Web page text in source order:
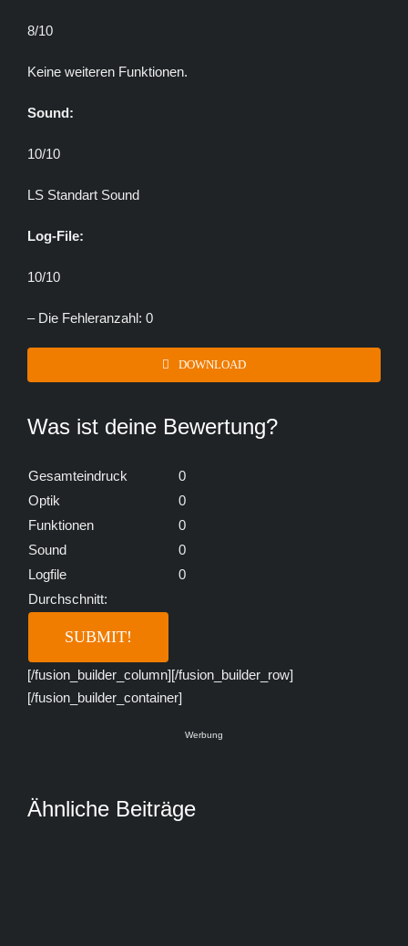
8/10
Keine weiteren Funktionen.
Sound:
10/10
LS Standart Sound
Log-File:
10/10
– Die Fehleranzahl: 0
DOWNLOAD
Was ist deine Bewertung?
Gesamteindruck
0
Optik
0
Funktionen
0
Sound
0
Logfile
0
Durchschnitt:
[/fusion_builder_column][/fusion_builder_row]
[/fusion_builder_container]
Werbung
Ähnliche Beiträge